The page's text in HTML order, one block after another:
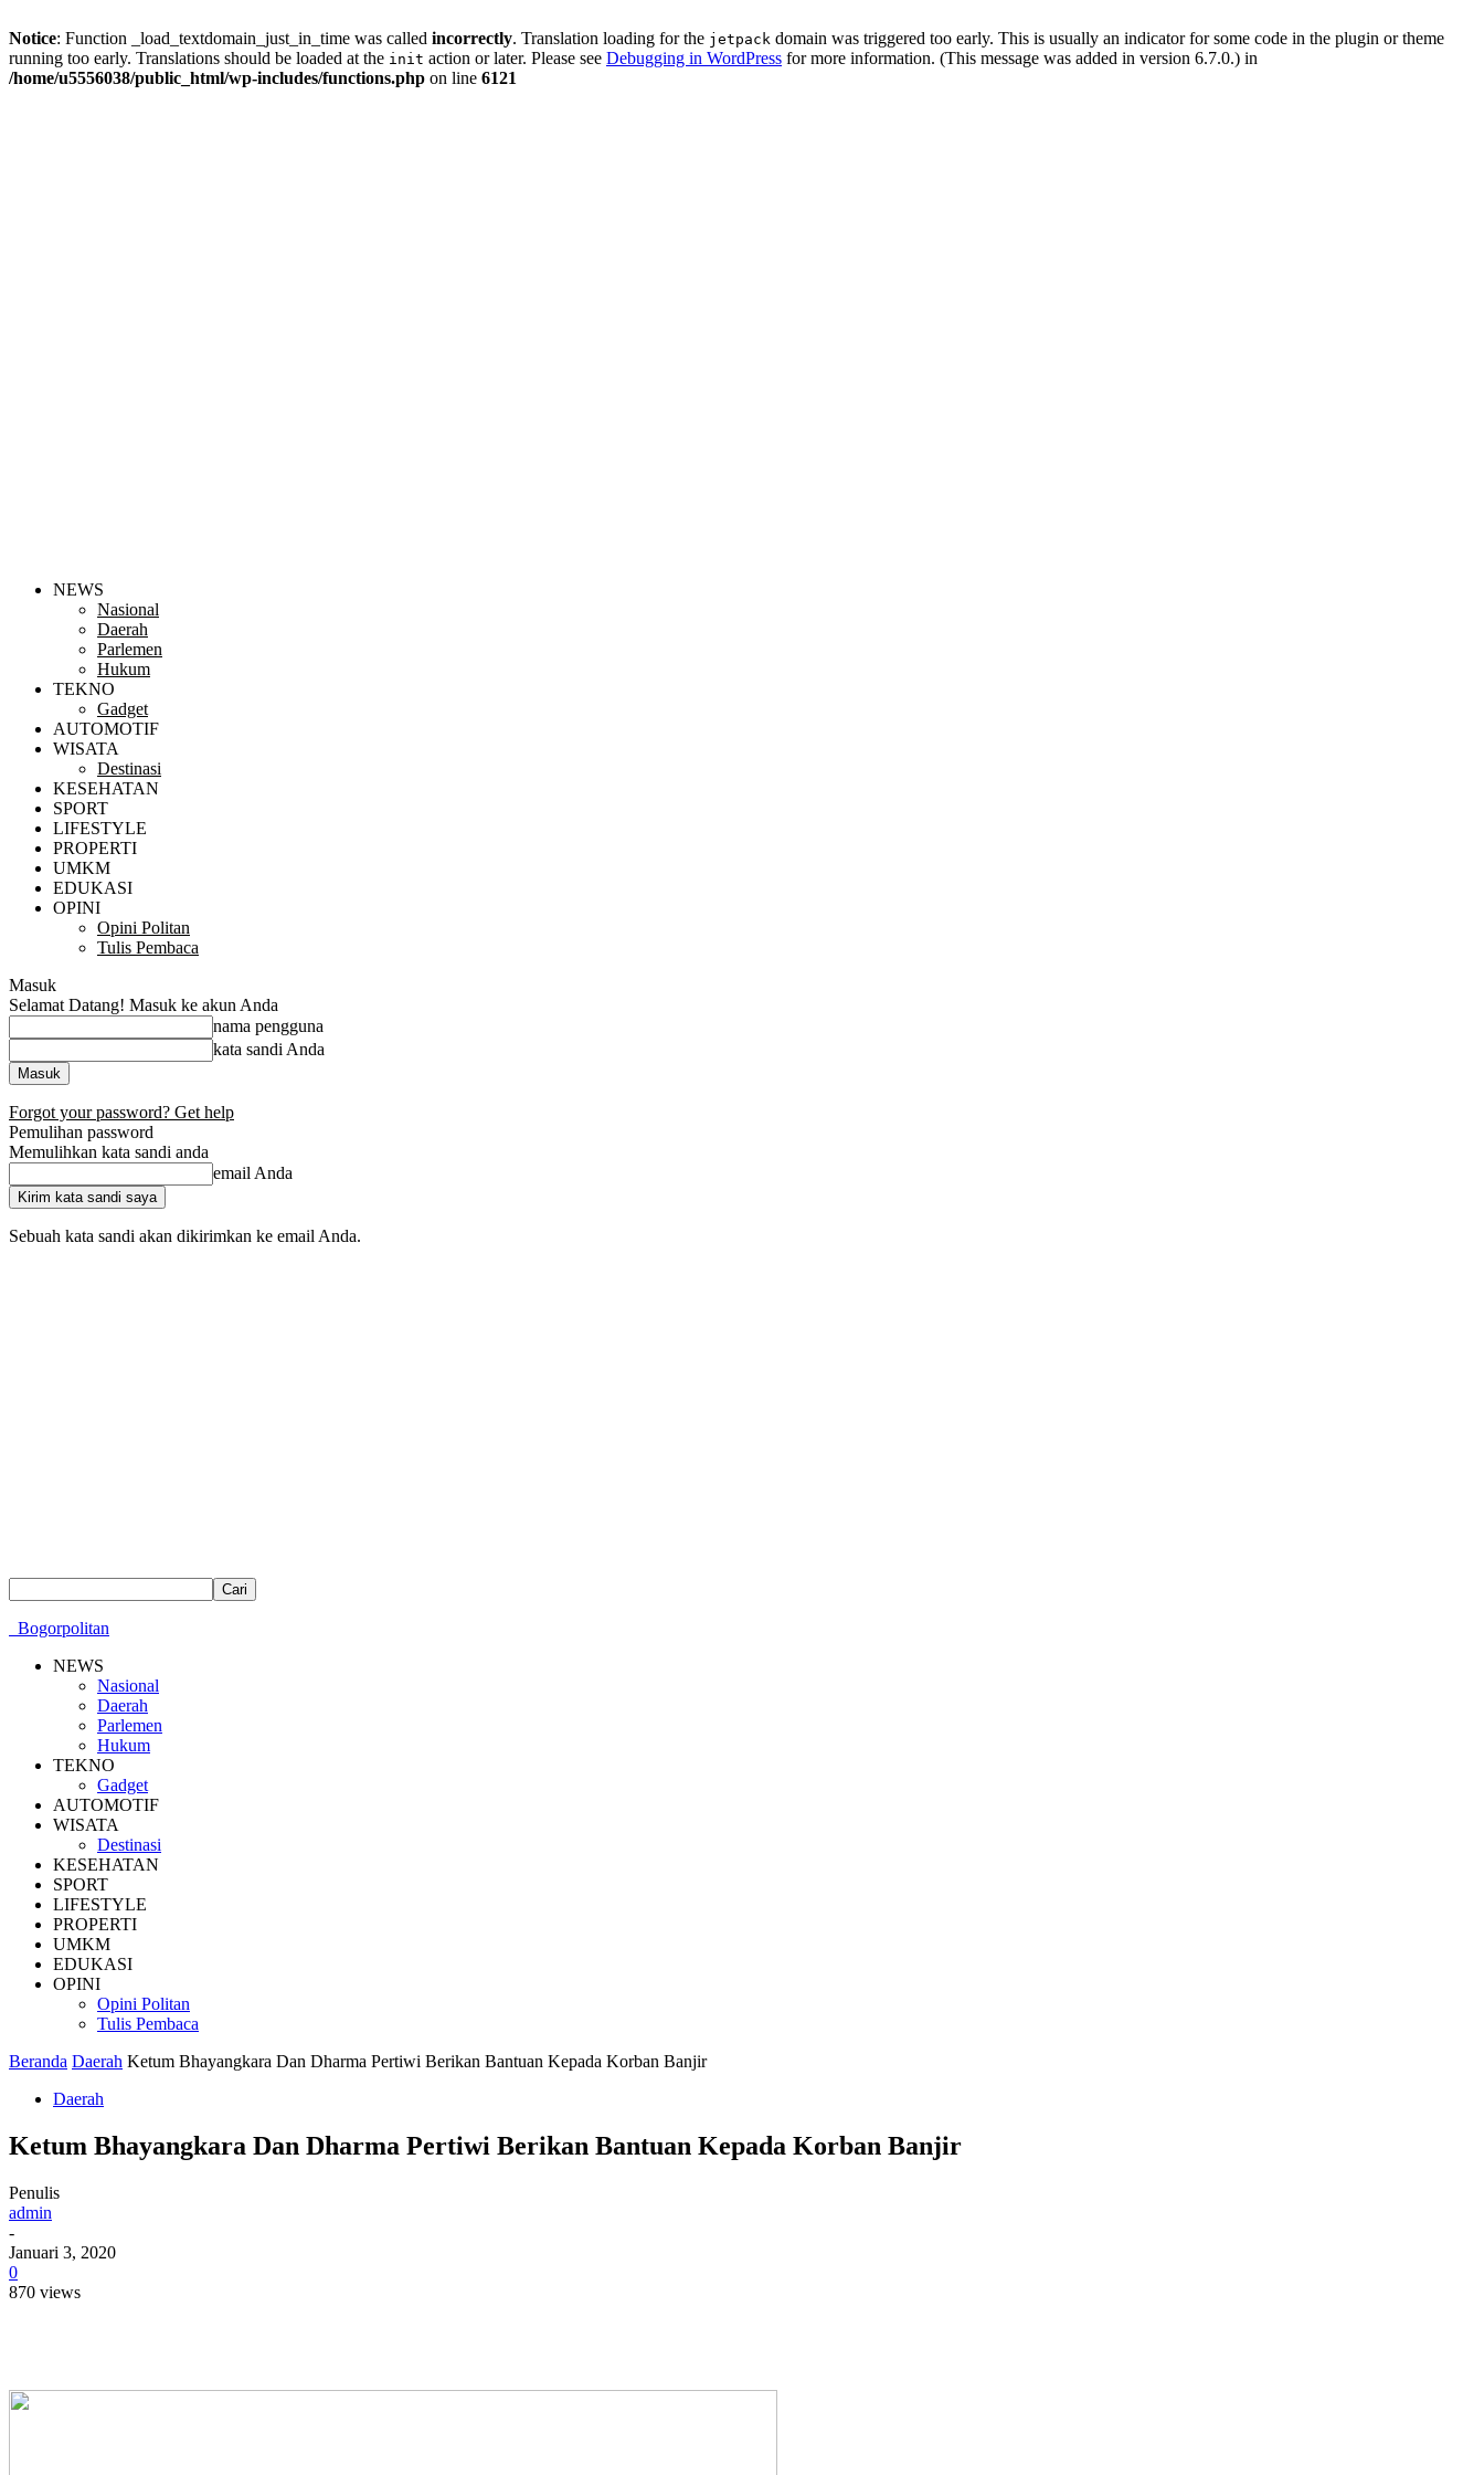
Notice: Function _load_textdomain_just_in_time was called incorrectly. Translation loading for the jetpack domain was triggered too early. This is usually an indicator for some code in the plugin or theme
running too early. Translations should be loaded at the init action or later. Please see Debugging in WordPress for more information. (This message was added in version 6.7.0.) in
/home/u5556038/public_html/wp-includes/functions.php on line 6121
NEWS
Nasional
Daerah
Parlemen
Hukum
TEKNO
Gadget
AUTOMOTIF
WISATA
Destinasi
KESEHATAN
SPORT
LIFESTYLE
PROPERTI
UMKM
EDUKASI
OPINI
Opini Politan
Tulis Pembaca
Masuk
Selamat Datang! Masuk ke akun Anda
nama pengguna
kata sandi Anda
Forgot your password? Get help
Pemulihan password
Memulihkan kata sandi anda
email Anda
Sebuah kata sandi akan dikirimkan ke email Anda.
Bogorpolitan
NEWS
Nasional
Daerah
Parlemen
Hukum
TEKNO
Gadget
AUTOMOTIF
WISATA
Destinasi
KESEHATAN
SPORT
LIFESTYLE
PROPERTI
UMKM
EDUKASI
OPINI
Opini Politan
Tulis Pembaca
Beranda Daerah Ketum Bhayangkara Dan Dharma Pertiwi Berikan Bantuan Kepada Korban Banjir
Daerah
Ketum Bhayangkara Dan Dharma Pertiwi Berikan Bantuan Kepada Korban Banjir
Penulis
admin
-
Januari 3, 2020
0
870 views